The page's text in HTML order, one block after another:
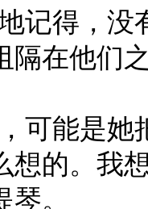
记得，没
隔在他们
可能是她
想的。我
。